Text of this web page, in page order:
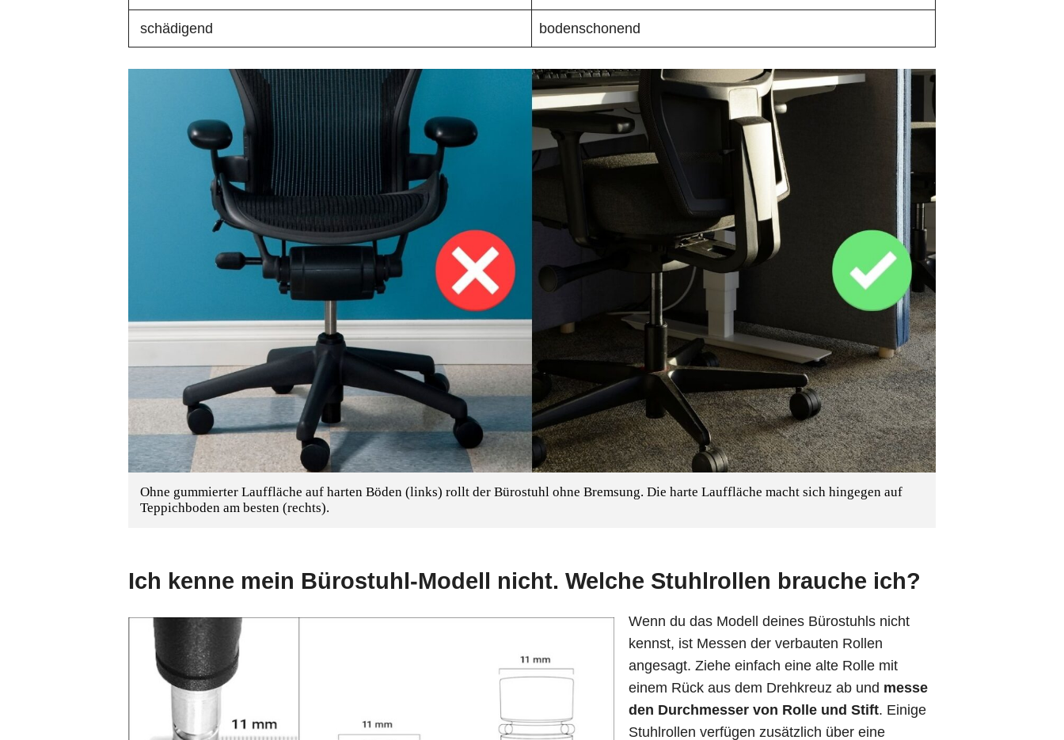
schädigend bodenschonend
Ohne gummierter Lauffläche auf harten Böden (links) rollt der Bürostuhl ohne Bremsung. Die harte Lauffläche macht sich hingegen auf
Teppichboden am besten (rechts).
Ich kenne mein Bürostuhl-Modell nicht. Welche Stuhlrollen brauche ich?
Wenn du das Modell deines Bürostuhls nicht
kennst, ist Messen der verbauten Rollen
angesagt. Ziehe einfach eine alte Rolle mit
einem Rück aus dem Drehkreuz ab und messe
den Durchmesser von Rolle und Stift. Einige
Stuhlrollen verfügen zusätzlich über eine